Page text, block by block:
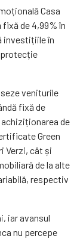
Casa
de 4,99% în
investițiile în
veniturile
fixă de
de
Green
Verzi, cât și
de la alte
respectiv
iar avansul
nu percepe